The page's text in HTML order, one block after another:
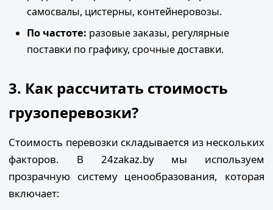
самосвалы, цистерны, контейнеровозы.
По частоте: разовые заказы, регулярные
поставки по графику, срочные доставки.
3. Как рассчитать стоимость
грузоперевозки?
Стоимость перевозки складывается из нескольких
факторов. В 24zakaz.by мы используем
прозрачную систему ценообразования, которая
включает: